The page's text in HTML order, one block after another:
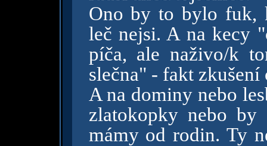
Ono by to bylo fuk,
leč nejsi. A na kecy
píča, ale naživo/k
slečna" - fakt
A na dominy nebo
zlatokopky nebo
mámy od rodin. Ty